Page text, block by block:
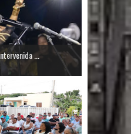
desde el próximo
de hombres
...